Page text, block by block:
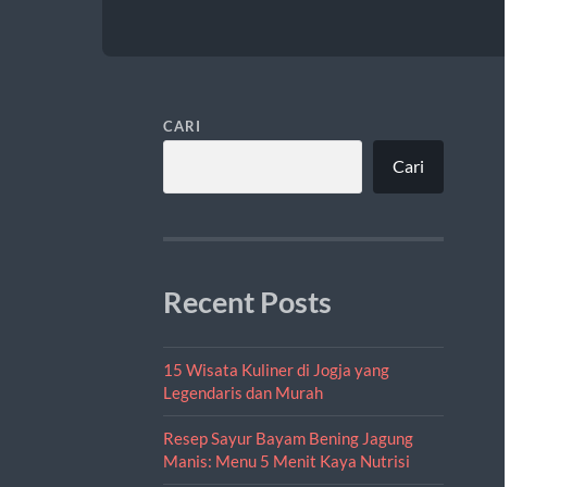
CARI
Cari
Recent Posts
15 Wisata Kuliner di Jogja yang
Legendaris dan Murah
Resep Sayur Bayam Bening Jagung
Manis: Menu 5 Menit Kaya Nutrisi